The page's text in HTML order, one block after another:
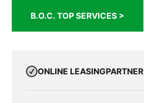
B.O.C. TOP SERVICES >
ONLINE LEASINGPARTNER